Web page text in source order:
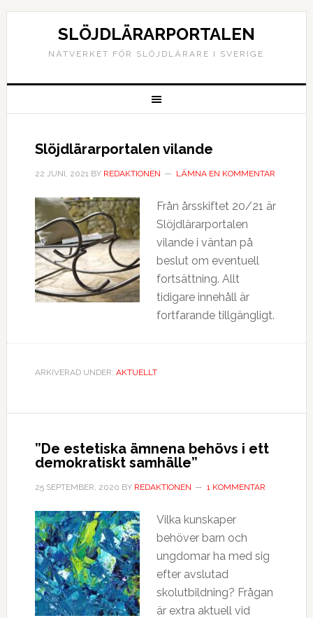
SLÖJDLÄRARPORTALEN
NÄTVERKET FÖR SLÖJDLÄRARE I SVERIGE
Slöjdlärarportalen vilande
22 JUNI, 2021BY REDAKTIONEN LÄMNA EN KOMMENTAR
Från årsskiftet 20/21 är
Slöjdlärarportalen
vilande i väntan på
beslut om eventuell
fortsättning. Allt
tidigare innehåll är
fortfarande tillgängligt.
ARKIVERAD UNDER: AKTUELLT
”De estetiska ämnena behövs i ett
demokratiskt samhälle”
25 SEPTEMBER, 2020 BY REDAKTIONEN 1 KOMMENTAR
Vilka kunskaper
behöver barn och
ungdomar ha med sig
efter avslutad
skolutbildning? Frågan
är extra aktuell vid